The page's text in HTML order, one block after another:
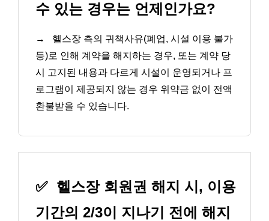
수 있는 경우는 언제인가요?
→
헬스장 측의 귀책사유(폐업, 시설 이용 불가
등)로 인해 계약을 해지하는 경우, 또는 계약 당
시 고지된 내용과 다르게 시설이 운영되거나 프
로그램이 제공되지 않는 경우 위약금 없이 전액
환불받을 수 있습니다.
✅ 헬스장 회원권 해지 시, 이용
기간의 2/3이 지나기 전에 해지